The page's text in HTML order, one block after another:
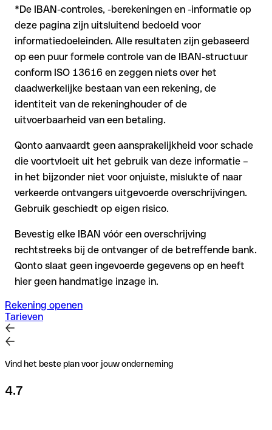
*De IBAN-controles, -berekeningen en -informatie op
deze pagina zijn uitsluitend bedoeld voor
informatiedoeleinden. Alle resultaten zijn gebaseerd
op een puur formele controle van de IBAN-structuur
conform ISO 13616 en zeggen niets over het
daadwerkelijke bestaan van een rekening, de
identiteit van de rekeninghouder of de
uitvoerbaarheid van een betaling.
Qonto aanvaardt geen aansprakelijkheid voor schade
die voortvloeit uit het gebruik van deze informatie –
in het bijzonder niet voor onjuiste, mislukte of naar
verkeerde ontvangers uitgevoerde overschrijvingen.
Gebruik geschiedt op eigen risico.
Bevestig elke IBAN vóór een overschrijving
rechtstreeks bij de ontvanger of de betreffende bank.
Qonto slaat geen ingevoerde gegevens op en heeft
hier geen handmatige inzage in.
Rekening openen
Tarieven
Vind het beste plan voor jouw onderneming
4.7